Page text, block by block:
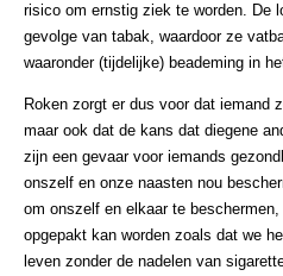
risico om ernstig ziek te worden. De
gevolge van tabak, waardoor ze
waaronder (tijdelijke) beademing in
Roken zorgt er dus voor dat iemand
maar ook dat de kans dat diegene
zijn een gevaar voor iemands
onszelf en onze naasten nou
om onszelf en elkaar te
opgepakt kan worden zoals dat we
leven zonder de nadelen van